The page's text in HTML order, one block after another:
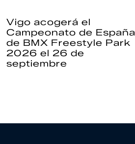
Vigo acogerá el
Campeonato de España
de BMX Freestyle Park
2026 el 26 de
septiembre